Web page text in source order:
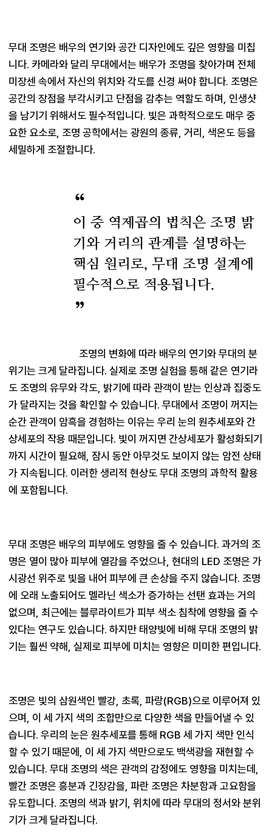
무대 조명은 배우의 연기와 공간 디자인에도 깊은 영향을 미칩
니다. 카메라와 달리 무대에서는 배우가 조명을 찾아가며 전체
미장센 속에서 자신의 위치와 각도를 신경 써야 합니다. 조명은
공간의 장점을 부각시키고 단점을 감추는 역할도 하며, 인생샷
을 남기기 위해서도 필수적입니다. 빛은 과학적으로도 매우 중
요한 요소로, 조명 공학에서는 광원의 종류, 거리, 색온도 등을
세밀하게 조절합니다.
이 중 역제곱의 법칙은 조명 밝
기와 거리의 관계를 설명하는
핵심 원리로, 무대 조명 설계에
필수적으로 적용됩니다.
조명의 변화에 따라 배우의 연기와 무대의 분
위기는 크게 달라집니다. 실제로 조명 실험을 통해 같은 연기라
도 조명의 유무와 각도, 밝기에 따라 관객이 받는 인상과 집중도
가 달라지는 것을 확인할 수 있습니다. 무대에서 조명이 꺼지는
순간 관객이 암흑을 경험하는 이유는 우리 눈의 원추세포와 간
상세포의 작용 때문입니다. 빛이 꺼지면 간상세포가 활성화되기
까지 시간이 필요해, 잠시 동안 아무것도 보이지 않는 암전 상태
가 지속됩니다. 이러한 생리적 현상도 무대 조명의 과학적 활용
에 포함됩니다.
무대 조명은 배우의 피부에도 영향을 줄 수 있습니다. 과거의 조
명은 열이 많아 피부에 열감을 주었으나, 현대의 LED 조명은 가
시광선 위주로 빛을 내어 피부에 큰 손상을 주지 않습니다. 조명
에 오래 노출되어도 멜라닌 색소가 증가하는 선탠 효과는 거의
없으며, 최근에는 블루라이트가 피부 색소 침착에 영향을 줄 수
있다는 연구도 있습니다. 하지만 태양빛에 비해 무대 조명의 밝
기는 훨씬 약해, 실제로 피부에 미치는 영향은 미미한 편입니다.
조명은 빛의 삼원색인 빨강, 초록, 파랑(RGB)으로 이루어져 있
으며, 이 세 가지 색의 조합만으로 다양한 색을 만들어낼 수 있
습니다. 우리의 눈은 원추세포를 통해 RGB 세 가지 색만 인식
할 수 있기 때문에, 이 세 가지 색만으로도 백색광을 재현할 수
있습니다. 무대 조명의 색은 관객의 감정에도 영향을 미치는데,
빨간 조명은 흥분과 긴장감을, 파란 조명은 차분함과 고요함을
유도합니다. 조명의 색과 밝기, 위치에 따라 무대의 정서와 분위
기가 크게 달라집니다.